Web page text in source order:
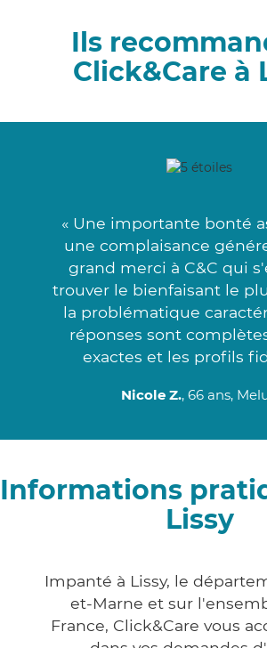
Ils
Click&Care à
« Une importante bonté
une complaisance
grand merci à C&C qui
trouver le bienfaisant le
la problématique
réponses sont
exactes et les profils
Nicole Z., 66 ans,
Informations
Lissy
Impanté à Lissy, le
et-Marne et sur
France, Click&Care vous